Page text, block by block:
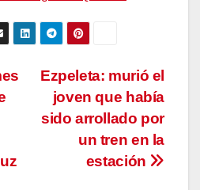
Ezpeleta: murió el
joven que había
sido arrollado por
un tren en la
estación